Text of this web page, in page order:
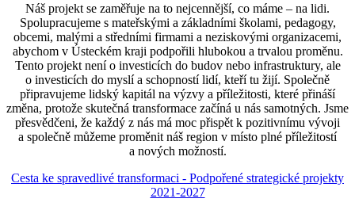
Náš projekt se zaměřuje na to nejcennější, co máme – na lidi.
Spolupracujeme s mateřskými a základními školami, pedagogy,
obcemi, malými a středními firmami a neziskovými organizacemi,
abychom v Ústeckém kraji podpořili hlubokou a trvalou proměnu.
Tento projekt není o investicích do budov nebo infrastruktury, ale
o investicích do myslí a schopností lidí, kteří tu žijí. Společně
připravujeme lidský kapitál na výzvy a příležitosti, které přináší
změna, protože skutečná transformace začíná u nás samotných. Jsme
přesvědčeni, že každý z nás má moc přispět k pozitivnímu vývoji
a společně můžeme proměnit náš region v místo plné příležitostí
a nových možností.
Cesta ke spravedlivé transformaci - Podpořené strategické projekty
2021-2027